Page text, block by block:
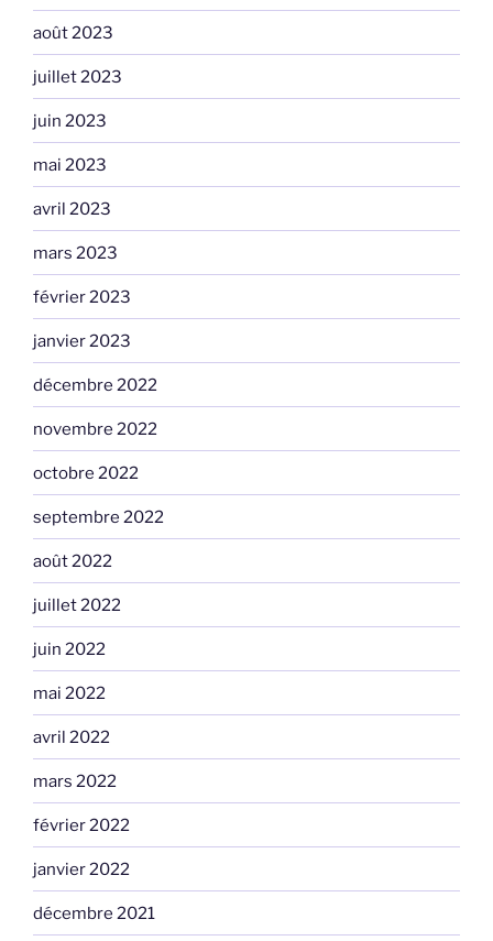
août 2023
juillet 2023
juin 2023
mai 2023
avril 2023
mars 2023
février 2023
janvier 2023
décembre 2022
novembre 2022
octobre 2022
septembre 2022
août 2022
juillet 2022
juin 2022
mai 2022
avril 2022
mars 2022
février 2022
janvier 2022
décembre 2021